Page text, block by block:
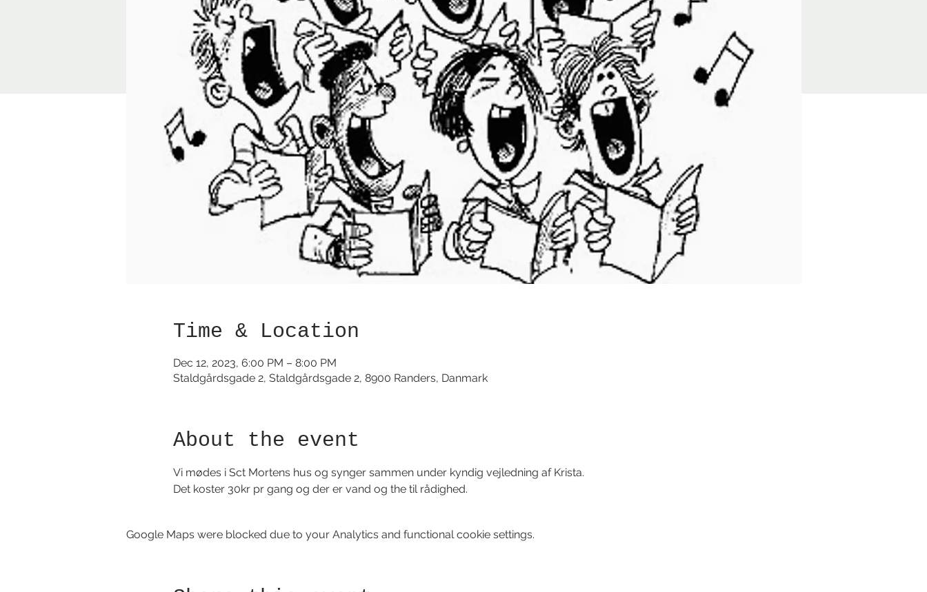
Time & Location
Dec 12, 2023, 6:00 PM – 8:00 PM
Staldgårdsgade 2, Staldgårdsgade 2, 8900 Randers, Danmark
About the event
Vi mødes i Sct Mortens hus og synger sammen under kyndig vejledning af Krista.
Det koster 30kr pr gang og der er vand og the til rådighed.
Google Maps were blocked due to your Analytics and functional cookie settings.